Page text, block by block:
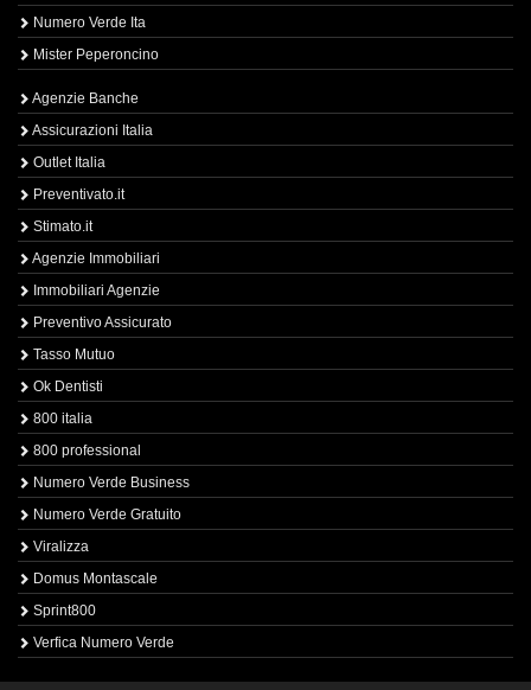
Numero Verde Ita
Mister Peperoncino
Agenzie Banche
Assicurazioni Italia
Outlet Italia
Preventivato.it
Stimato.it
Agenzie Immobiliari
Immobiliari Agenzie
Preventivo Assicurato
Tasso Mutuo
Ok Dentisti
800 italia
800 professional
Numero Verde Business
Numero Verde Gratuito
Viralizza
Domus Montascale
Sprint800
Verfica Numero Verde